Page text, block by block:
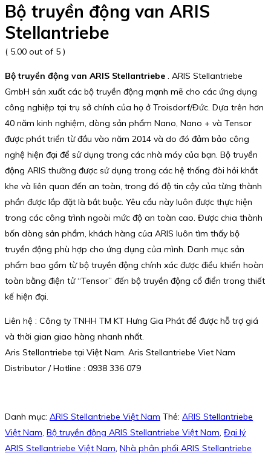
Bộ truyền động van ARIS
Stellantriebe
( 5.00 out of 5 )
Bộ truyền động van ARIS Stellantriebe . ARIS Stellantriebe
GmbH sản xuất các bộ truyền động mạnh mẽ cho các ứng dụng
công nghiệp tại trụ sở chính của họ ở Troisdorf/Đức. Dựa trên hơn
40 năm kinh nghiệm, dòng sản phẩm Nano, Nano + và Tensor
được phát triển từ đầu vào năm 2014 và do đó đảm bảo công
nghệ hiện đại để sử dụng trong các nhà máy của bạn. Bộ truyền
động ARIS thường được sử dụng trong các hệ thống đòi hỏi khắt
khe và liên quan đến an toàn, trong đó độ tin cậy của từng thành
phần được lắp đặt là bắt buộc. Yêu cầu này luôn được thực hiện
trong các công trình ngoài mức độ an toàn cao. Được chia thành
bốn dòng sản phẩm, khách hàng của ARIS luôn tìm thấy bộ
truyền động phù hợp cho ứng dụng của mình. Danh mục sản
phẩm bao gồm từ bộ truyền động chính xác được điều khiển hoàn
toàn bằng điện tử “Tensor” đến bộ truyền động cổ điển trong thiết
kế hiện đại.
Liên hệ : Công ty TNHH TM KT Hưng Gia Phát để được hỗ trợ giá
và thời gian giao hàng nhanh nhất.
Aris Stellantriebe tại Việt Nam. Aris Stellantriebe Viet Nam
Distributor / Hotline : 0938 336 079
Danh mục: ARIS Stellantriebe Việt Nam Thẻ: ARIS Stellantriebe
Việt Nam, Bộ truyền động ARIS Stellantriebe Việt Nam, Đại lý
ARIS Stellantriebe Việt Nam, Nhà phân phối ARIS Stellantriebe